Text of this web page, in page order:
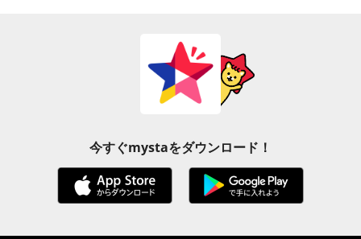
今すぐmystaをダウンロード！